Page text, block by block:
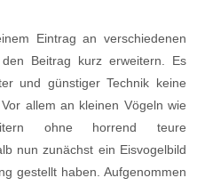
Eintrag an verschiedenen
Beitrag kurz erweitern. Es
und günstiger Technik keine
allem an kleinen Vögeln wie
ohne horrend teure
nun zunächst ein Eisvogelbild
gestellt haben. Aufgenommen